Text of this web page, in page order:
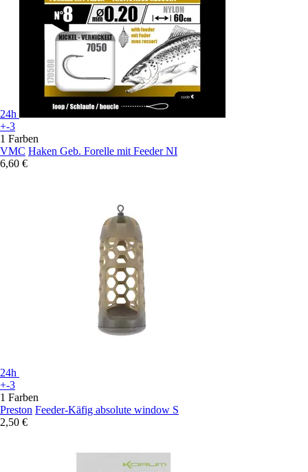
24h
+-3
1 Farben
VMC Haken Geb. Forelle mit Feeder NI
6,60 €
24h
+-3
1 Farben
Preston Feeder-Käfig absolute window S
2,50 €